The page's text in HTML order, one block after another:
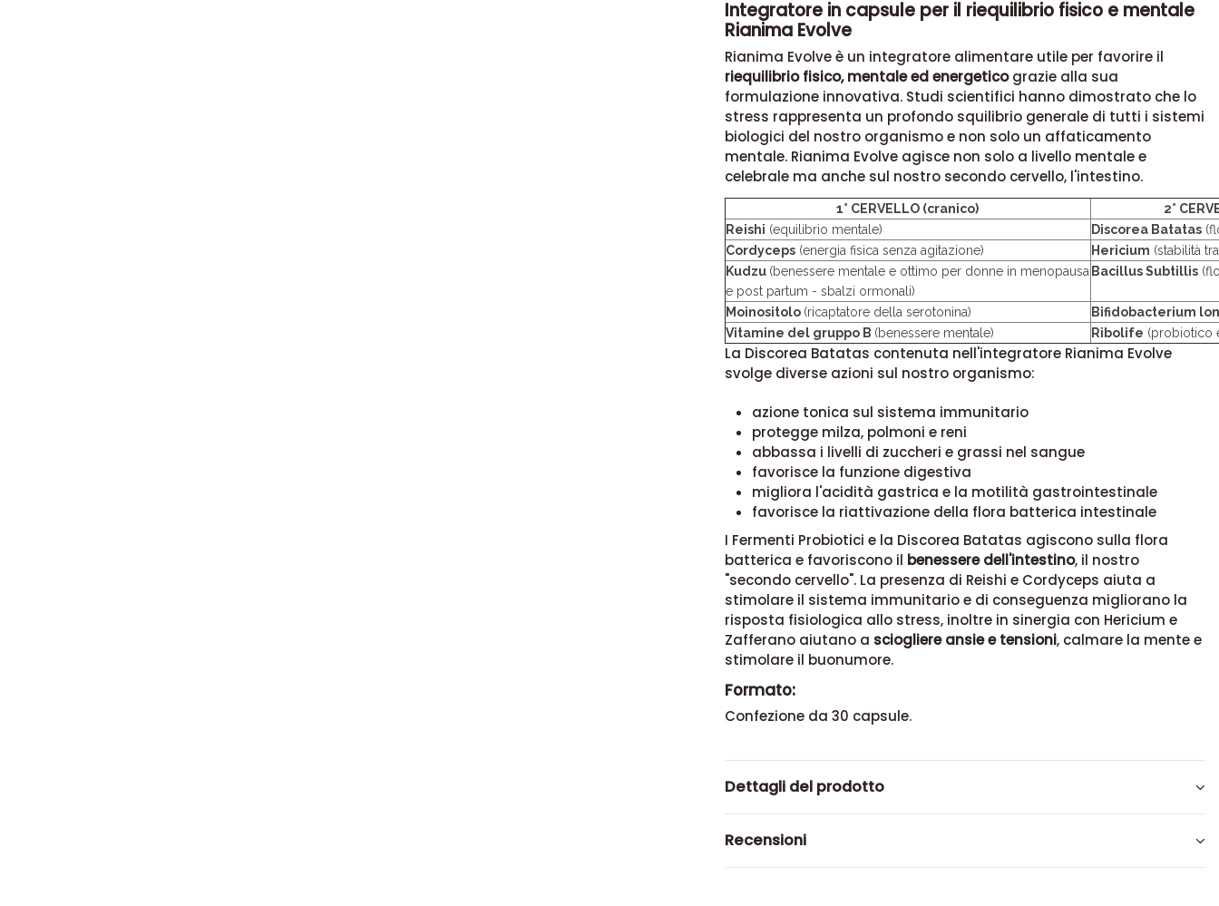
Integratore in capsule per il riequilibrio fisico e mentale
Rianima Evolve
Rianima Evolve è un integratore alimentare utile per favorire il
riequilibrio fisico, mentale ed energeticograzie alla sua
formulazione innovativa. Studi scientifici hanno dimostrato che lo
stress rappresenta un profondo squilibrio generale di tutti i sistemi
biologici del nostro organismo e non solo un affaticamento
mentale. Rianima Evolve agisce non solo a livello mentale e
celebrale ma anche sul nostro secondo cervello, l'intestino.
1° CERVELLO (cranico)
2°
Reishi (equilibrio mentale) Discorea Batatas
Cordyceps(energia fisica senza agitazione) Hericium (stabilità
Kudzu (benessere mentale e ottimo per donne in menopausa
e post partum - sbalzi ormonali)
Bacillus Subtillis
Moinositolo (ricaptatore della serotonina)
Bifidobacterium
Vitamine del gruppo B (benessere mentale) Ribolife (probiotico
La Discorea Batatas contenuta nell'integratore Rianima Evolve
svolge diverse azioni sul nostro organismo:
azione tonica sul sistema immunitario
protegge milza, polmoni e reni
abbassa i livelli di zuccheri e grassi nel sangue
favorisce la funzione digestiva
migliora l'acidità gastrica e la motilità gastrointestinale
favorisce la riattivazione della flora batterica intestinale
I Fermenti Probiotici e la Discorea Batatas agiscono sulla flora
batterica e favoriscono il benessere dell'intestino, il nostro
"secondo cervello". La presenza di Reishi e Cordyceps aiuta a
stimolare il sistema immunitario e di conseguenza migliorano la
risposta fisiologica allo stress, inoltre in sinergia con Hericium e
Zafferano aiutano a sciogliere ansie e tensioni, calmare la mente e
stimolare il buonumore.
Formato:
Confezione da 30 capsule.
Dettagli del prodotto
Recensioni